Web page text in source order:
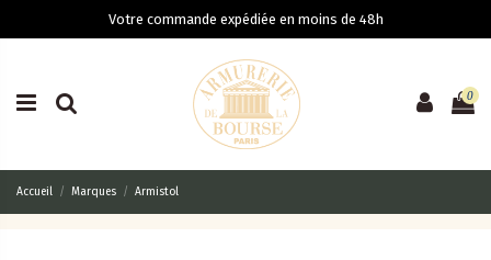
Votre commande expédiée en moins de 48h
0
Accueil Marques Armistol